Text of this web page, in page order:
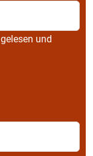
gelesen und